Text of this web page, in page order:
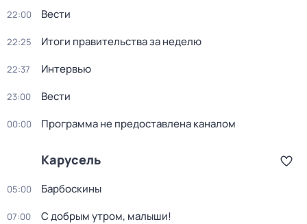
22:00 Вести
22:25 Итоги правительства за неделю
22:37 Интервью
23:00 Вести
00:00 Программа не предоставлена каналом
Карусель
05:00 Барбоскины
07:00 С добрым утром, малыши!